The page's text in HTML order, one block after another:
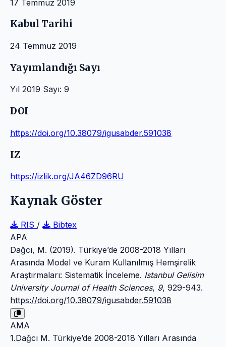
17 Temmuz 2019
Kabul Tarihi
24 Temmuz 2019
Yayımlandığı Sayı
Yıl 2019 Sayı: 9
DOI
https://doi.org/10.38079/igusabder.591038
IZ
https://izlik.org/JA46ZD96RU
Kaynak Göster
RIS /
Bibtex
APA
Dağcı, M. (2019). Türkiye’de 2008-2018 Yılları
Arasında Model ve Kuram Kullanılmış Hemşirelik
Araştırmaları: Sistematik İnceleme. Istanbul Gelisim
University Journal of Health Sciences, 9, 929-943.
https://doi.org/10.38079/igusabder.591038
AMA
1.Dağcı M. Türkiye’de 2008-2018 Yılları Arasında